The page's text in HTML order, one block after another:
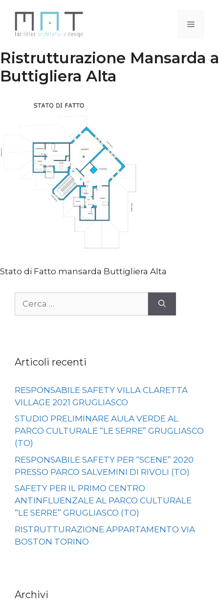
contenuto
Menu
Ristrutturazione Mansarda a
Buttigliera Alta
Stato di Fatto mansarda Buttigliera Alta
per:
Articoli recenti
RESPONSABILE SAFETY VILLA CLARETTA
VILLAGE 2021 GRUGLIASCO
STUDIO PRELIMINARE AULA VERDE AL
PARCO CULTURALE “LE SERRE” GRUGLIASCO
(TO)
RESPONSABILE SAFETY PER “SCENE” 2020
PRESSO PARCO SALVEMINI DI RIVOLI (TO)
SAFETY PER IL PRIMO CENTRO
ANTINFLUENZALE AL PARCO CULTURALE
“LE SERRE” GRUGLIASCO (TO)
RISTRUTTURAZIONE APPARTAMENTO VIA
BOSTON TORINO
Archivi